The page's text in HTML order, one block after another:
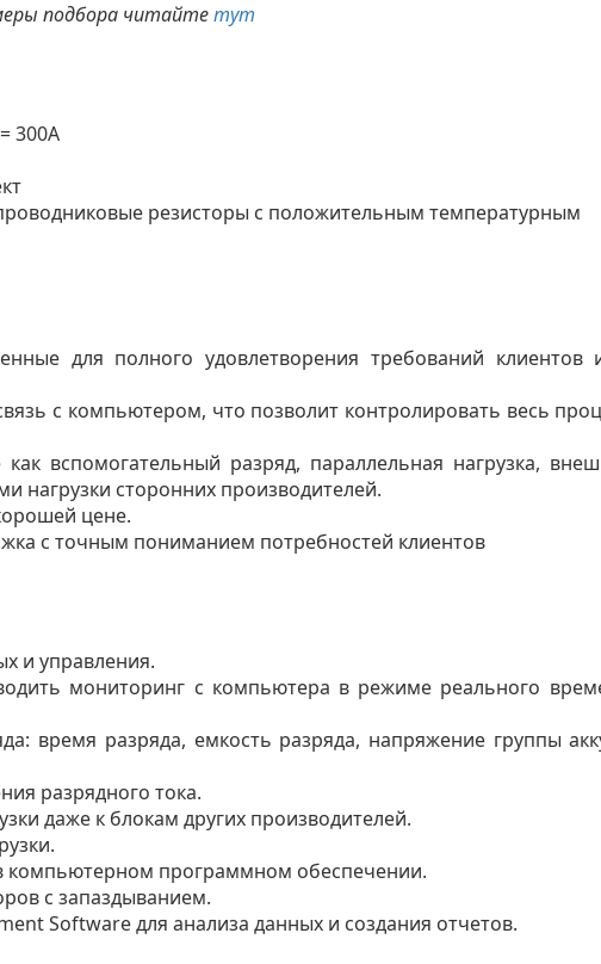
подбора читайтетут
= 300A
резисторы с положительным температурным
для полного удовлетворения требований клиентов
с компьютером, что позволит контролировать весь
вспомогательный разряд, параллельная нагрузка,
нагрузки сторонних производителей.
цене.
с точным пониманием потребностей клиентов
и управления.
мониторинг с компьютера в режиме реального
время разряда, емкость разряда, напряжение группы
разрядного тока.
даже к блокам других производителей.
компьютерном программном обеспечении.
с запаздыванием.
Software для анализа данных и создания отчетов.